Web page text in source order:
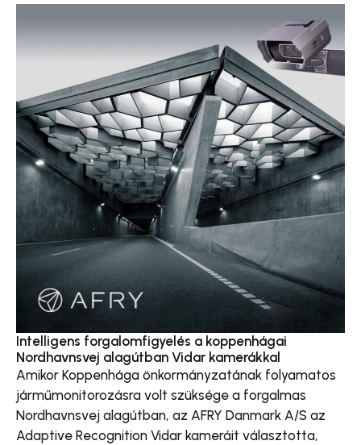
Intelligens forgalomfigyelés a koppenhágai
Nordhavnsvej alagútban Vidar kamerákkal
Amikor Koppenhága önkormányzatának folyamatos
járműmonitorozásra volt szüksége a forgalmas
Nordhavnsvej alagútban, az AFRY Danmark A/S az
Adaptive Recognition Vidar kameráit választotta,